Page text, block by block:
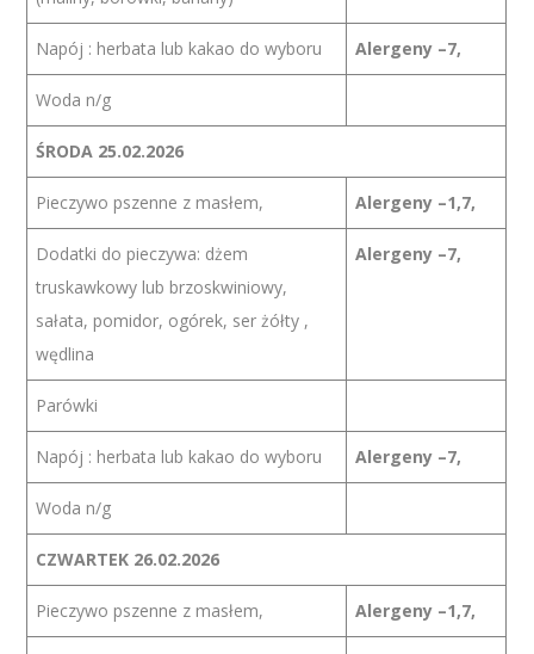
Napój : herbata lub kakao do wyboru Alergeny –7,
Woda n/g
ŚRODA 25.02.2026
Pieczywo pszenne z masłem, Alergeny –1,7,
Dodatki do pieczywa: dżem
truskawkowy lub brzoskwiniowy,
sałata, pomidor, ogórek, ser żółty ,
wędlina
Alergeny –7,
Parówki
Napój : herbata lub kakao do wyboru Alergeny –7,
Woda n/g
CZWARTEK 26.02.2026
Pieczywo pszenne z masłem, Alergeny –1,7,